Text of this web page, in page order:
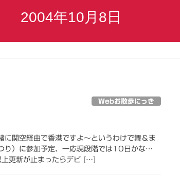
2004年10月8日
Webお散歩にっき
に関空経由で香港ですよ～というわけで舞＆ま
り）に参加予定、一応現段階では10日かな…
更新が止まったらデビ […]